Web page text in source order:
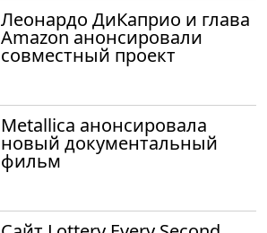
Леонардо ДиКаприо и глава
Amazon анонсировали
совместный проект
Metallica анонсировала
новый документальный
фильм